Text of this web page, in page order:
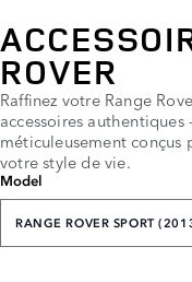
ROVER
Raffinez votre Range
accessoires authentiques -
méticuleusement conçus
votre style de vie.
Model
RANGE ROVER SPORT